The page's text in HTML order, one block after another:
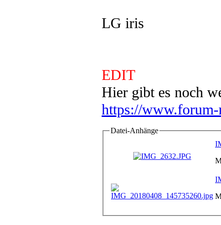
LG iris
EDIT
Hier gibt es noch
https://www.forum-
Datei-Anhänge